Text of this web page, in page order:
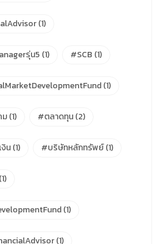
(1)
รุ่น5 (1) #SCB (1)
(1)
ม(1) #ตลาดทุน(2)
น(1) #บริษัทหลักทรัพย์(1)
(1)
(1)
(1)